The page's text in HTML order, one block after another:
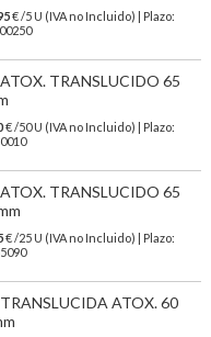
€ /5 U (IVA no Incluido) | Plazo:
TRANSLUCIDO 65
€ /50 U (IVA no Incluido) | Plazo:
TRANSLUCIDO 65
€ /25 U (IVA no Incluido) | Plazo:
ATOX. 60